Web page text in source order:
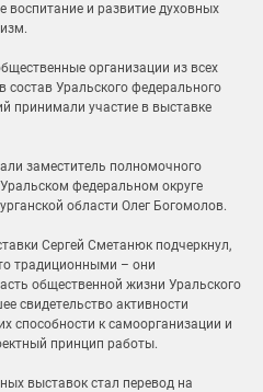
воспитание и развитие духовных
организации из всех
состав Уральского федерального
принимали участие в выставке
заместитель полномочного
федеральном округе
области Олег Богомолов.
Сергей Сметанюк подчеркнул,
традиционными – они
общественной жизни Уральского
свидетельство активности
способности к самоорганизации и
принцип работы.
выставок стал перевод на